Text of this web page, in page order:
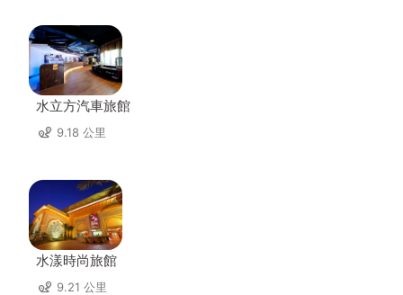
水立方汽車旅館
9.18 公里
水漾時尚旅館
9.21 公里